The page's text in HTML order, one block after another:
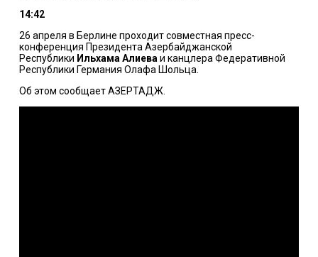
14:42
26 апреля в Берлине проходит совместная пресс-
конференция Президента Азербайджанской
Республики Ильхама Алиеваи канцлера Федеративной
Республики Германия Олафа Шольца.
Об этом сообщаетАЗЕРТАДЖ.